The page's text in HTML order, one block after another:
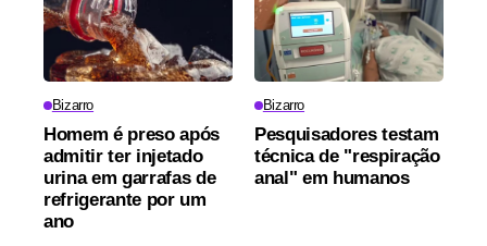
Bizarro
Homem é preso após
admitir ter injetado
urina em garrafas de
refrigerante por um
ano
Bizarro
Pesquisadores testam
técnica de "respiração
anal" em humanos